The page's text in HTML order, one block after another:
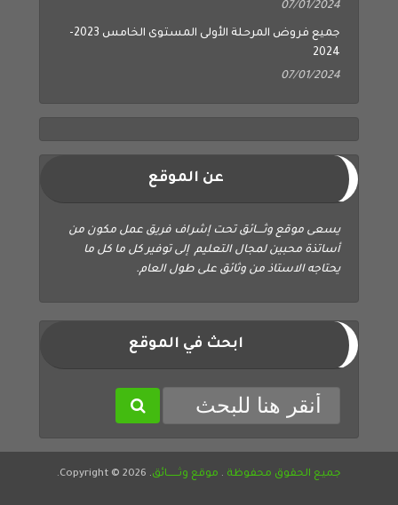
07/01/2024
جميع فروض المرحلة الأولى المستوى الخامس 2023-
2024
07/01/2024
عن الموقع
يسعى موقع وثــــائق تحت إشراف فريق عمل مكون من
أساتذة محبين لمجال التعليم إلى توفير كل ما كل ما
يحتاجه الاستاذ من وثائق على طول العام.
ابحث في الموقع
جميع الحقوق محفوظة . موقع وثــــــائق. Copyright © 2026.